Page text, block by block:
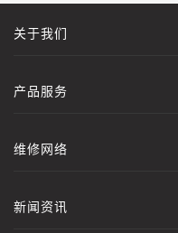
关于我们
产品服务
维修网络
新闻资讯